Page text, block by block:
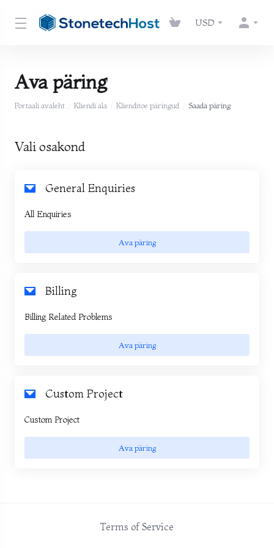
USD
Ava päring
Portaali avaleht Kliendi ala Klienditoe päringud Saada päring
Vali osakond
General Enquiries
All Enquiries
Ava päring
Billing
Billing Related Problems
Ava päring
Custom Project
Custom Project
Ava päring
Terms of Service